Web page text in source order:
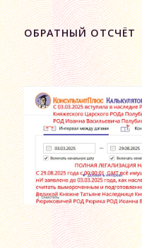
ОБРАТНЫЙ ОТСЧЁТ